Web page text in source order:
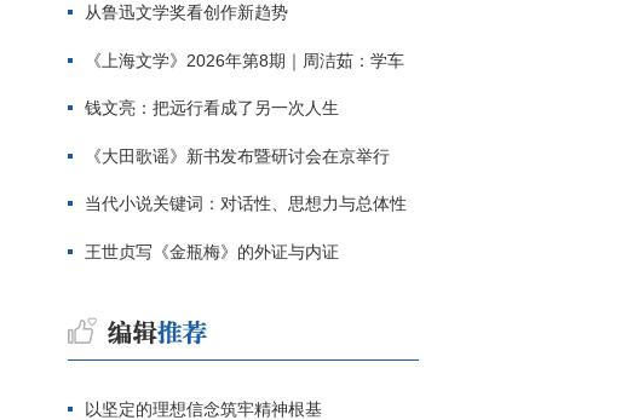
从鲁迅文学奖看创作新趋势
《上海文学》2026年第8期｜周洁茹：学车
钱文亮：把远行看成了另一次人生
《大田歌谣》新书发布暨研讨会在京举行
当代小说关键词：对话性、思想力与总体性
王世贞写《金瓶梅》的外证与内证
以坚定的理想信念筑牢精神根基